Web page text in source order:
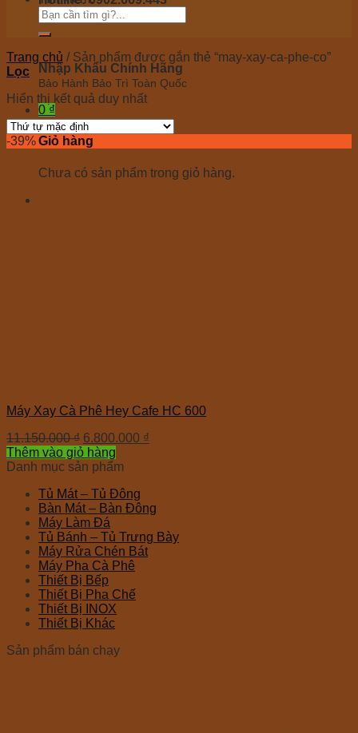
Tư vấn 24/7 miễn phí
Nhập Khẩu Chính Hãng
Bảo Hành Bảo Trì Toàn Quốc
0 ₫
Giỏ hàng
Chưa có sản phẩm trong giỏ hàng.
Trang chủ /Sản phẩm được gắn thẻ “may-xay-ca-phe-co”
Lọc
Hiển thị kết quả duy nhất
-39%
Máy Xay Cà Phê Hey Cafe HC 600
11.150.000₫ 6.800.000 ₫
Thêm vào giỏ hàng
Danh mục sản phẩm
Tủ Mát – Tủ Đông
Bàn Mát – Bàn Đông
Máy Làm Đá
Tủ Bánh – Tủ Trưng Bày
Máy Rửa Chén Bát
Máy Pha Cà Phê
Thiết Bị Bếp
Thiết Bị Pha Chế
Thiết Bị INOX
Thiết Bị Khác
Sản phẩm bán chạy